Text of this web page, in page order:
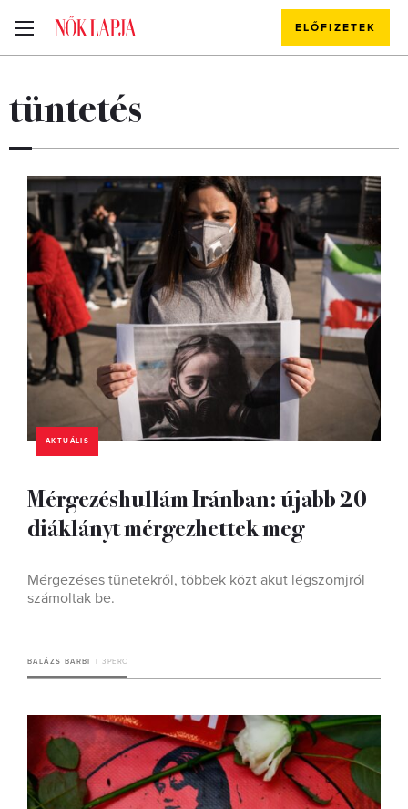
ELŐFIZETEK
tüntetés
AKTUÁLIS
Mérgezéshullám Iránban: újabb 20
diáklányt mérgezhettek meg
Mérgezéses tünetekről, többek közt akut légszomjról
számoltak be.
BALÁZS BARBI 3 PERC